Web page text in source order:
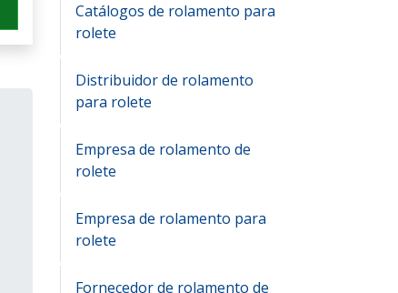
Catálogos de rolamento para
rolete
Distribuidor de rolamento
para rolete
Empresa de rolamento de
rolete
Empresa de rolamento para
rolete
Fornecedor de rolamento de